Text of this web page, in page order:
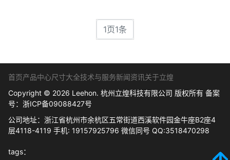
1页1条
首页产品中心尺寸大全技术与服务新闻资讯关于立煌
Copyright © 2026 Leehon. 杭州立煌科技有限公司 版权所有 备案
号： 浙ICP备09088427号
公司地址：浙江省杭州市余杭区五常街道西溪软件园金牛座B2座4
层4118-4119 手机: 19157925796 微信同号 QQ:3518470298
tags：